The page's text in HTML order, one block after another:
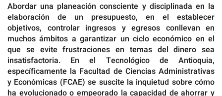
Abordar una planeación consciente y disciplinada en la
elaboración de un presupuesto, en el establecer
objetivos, controlar ingresos y egresos conllevan en
muchos ámbitos a garantizar un ciclo económico en el
que se evite frustraciones en temas del dinero sea
insatisfactoria. En el Tecnológico de Antioquia,
específicamente la Facultad de Ciencias Administrativas
y Económicas (FCAE) se suscite la inquietud sobre cómo
ha evolucionado o empeorado la capacidad de ahorrar y